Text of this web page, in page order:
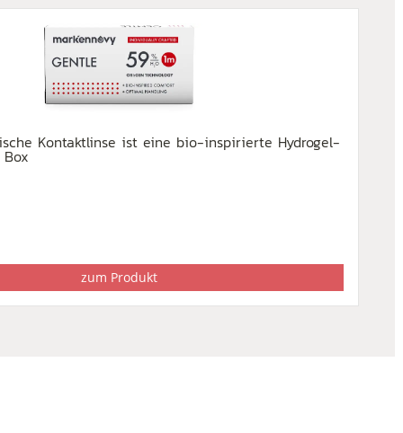
Kontaktlinse ist eine bio-inspirierte Hydrogel-
zum Produkt